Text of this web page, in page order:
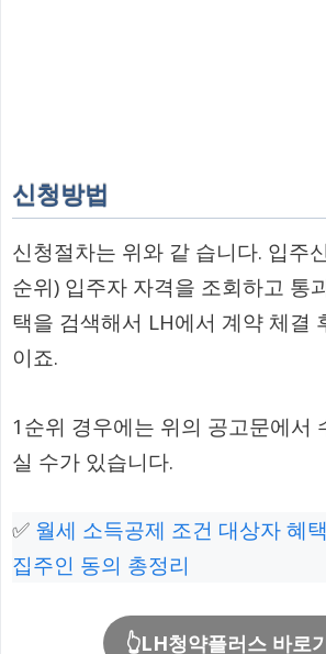
신청방법
신청절차는 위와 같 습니다. 입주
순위) 입주자 자격을 조회하고 통
택을 검색해서 LH에서 계약 체결
이죠.
1순위 경우에는 위의 공고문에서
실 수가 있습니다.
✅ 월세 소득공제 조건 대상자 혜
집주인 동의 총정리
👆LH청약플러스 바로